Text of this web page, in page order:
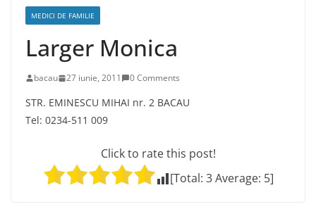
MEDICI DE FAMILIE
Larger Monica
bacau 27 iunie, 2011 0 Comments
STR. EMINESCU MIHAI nr. 2 BACAU
Tel: 0234-511 009
Click to rate this post!
[Total: 3Average: 5]